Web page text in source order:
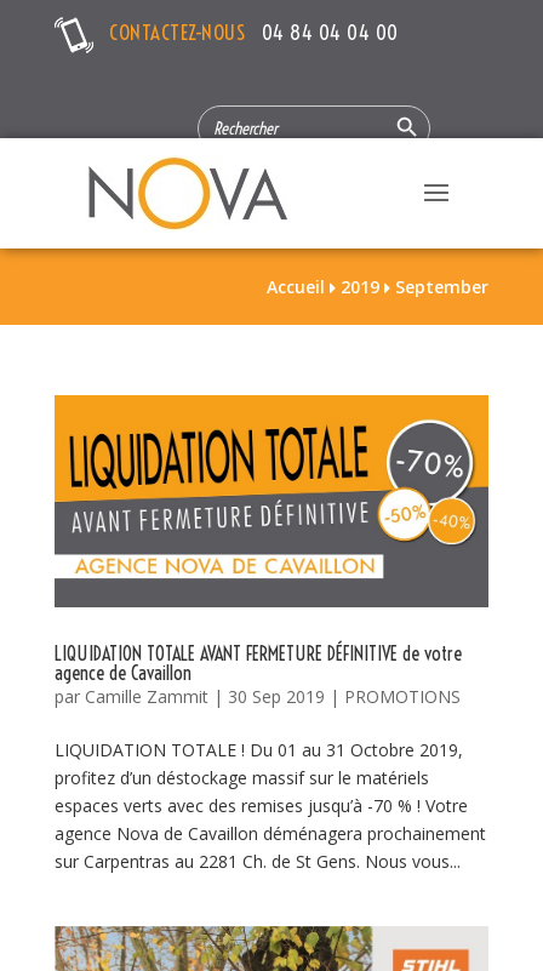
CONTACTEZ-NOUS 04 84 04 04 00
SEARCH
FOR:
Search Button
Accueil  2019  September
LIQUIDATION TOTALE AVANT FERMETURE DÉFINITIVE de votre
agence de Cavaillon
par Camille Zammit| 30 Sep 2019 | PROMOTIONS
LIQUIDATION TOTALE ! Du 01 au 31 Octobre 2019,
profitez d’un déstockage massif sur le matériels
espaces verts avec des remises jusqu’à -70 % ! Votre
agence Nova de Cavaillon déménagera prochainement
sur Carpentras au 2281 Ch. de St Gens. Nous vous...